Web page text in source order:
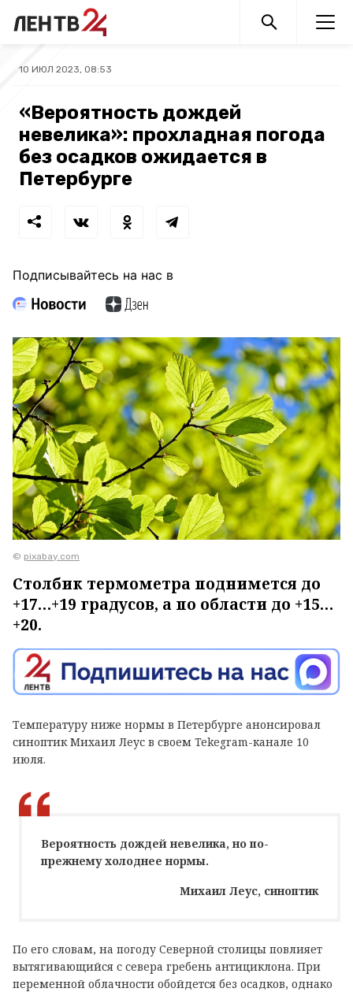
10 ИЮЛ 2023, 08:53
«Вероятность дождей
невелика»: прохладная погода
без осадков ожидается в
Петербурге
Подписывайтесь на нас в
© pixabay.com
Столбик термометра поднимется до
+17…+19 градусов, а по области до +15…
+20.
Температуру ниже нормы в Петербурге анонсировал
синоптик Михаил Леус в своем Tekegram-канале 10
июля.
Вероятность дождей невелика, но по-
прежнему холоднее нормы.
Михаил Леус, синоптик
По его словам, на погоду Северной столицы повлияет
вытягивающийся с севера гребень антициклона. При
переменной облачности обойдется без осадков, однако